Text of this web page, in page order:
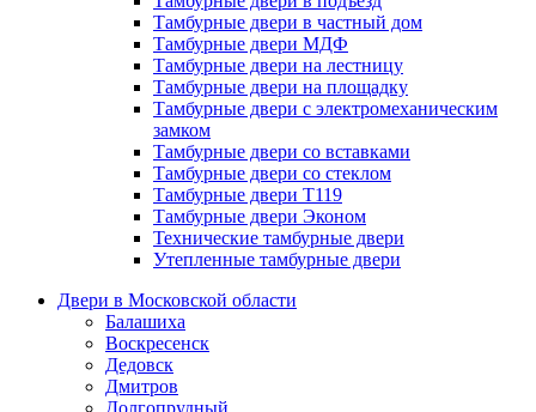
Тамбурные двери в частный дом
Тамбурные двери МДФ
Тамбурные двери на лестницу
Тамбурные двери на площадку
Тамбурные двери с электромеханическим
замком
Тамбурные двери со вставками
Тамбурные двери со стеклом
Тамбурные двери Т119
Тамбурные двери Эконом
Технические тамбурные двери
Утепленные тамбурные двери
Двери в Московской области
Балашиха
Воскресенск
Дедовск
Дмитров
Долгопрудный